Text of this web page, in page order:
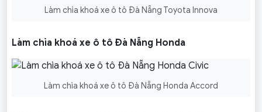
Làm chìa khoá xe ô tô Đà Nẵng Toyota Innova
Làm chìa khoá xe ô tô Đà Nẵng Honda
Làm chìa khoá xe ô tô Đà Nẵng Honda Accord